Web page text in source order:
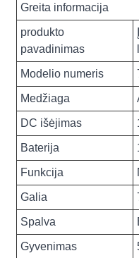
Greita informacija
produkto
pavadinimas
Modelio numeris
Medžiaga
DC išėjimas
Baterija
Funkcija
Galia
Spalva
Gyvenimas